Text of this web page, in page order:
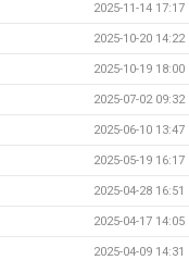
2025-11-14 17:17
2025-10-20 14:22
2025-10-19 18:00
2025-07-02 09:32
2025-06-10 13:47
2025-05-19 16:17
2025-04-28 16:51
2025-04-17 14:05
2025-04-09 14:31